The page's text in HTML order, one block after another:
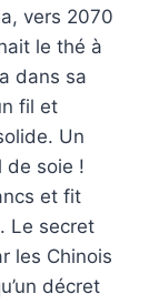
vers 2070
le thé à
dans sa
fil et
Un
de soie !
et fit
Le secret
les Chinois
décret